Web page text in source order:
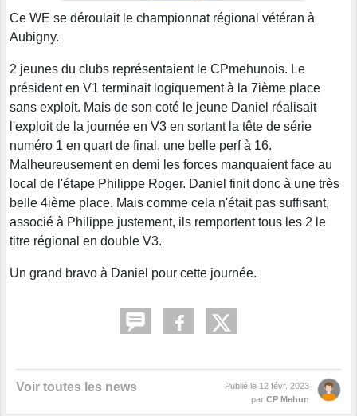
Ce WE se déroulait le championnat régional vétéran à
Aubigny.
2 jeunes du clubs représentaient le CPmehunois. Le
président en V1 terminait logiquement à la 7ième place
sans exploit. Mais de son coté le jeune Daniel réalisait
l'exploit de la journée en V3 en sortant la tête de série
numéro 1 en quart de final, une belle perf à 16.
Malheureusement en demi les forces manquaient face au
local de l'étape Philippe Roger. Daniel finit donc à une très
belle 4ième place. Mais comme cela n'était pas suffisant,
associé à Philippe justement, ils remportent tous les 2 le
titre régional en double V3.
Un grand bravo à Daniel pour cette journée.
Voir toutes les news Publié le 12 févr. 2023
par CP Mehun